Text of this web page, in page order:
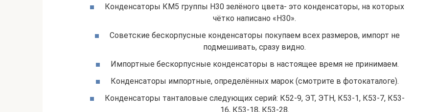
Конденсаторы КМ5 группы Н30 зелёного цвета- это конденсаторы, на которых
чётко написано «Н30».
Советские бескорпусные конденсаторы покупаем всех размеров, импорт не
подмешивать, сразу видно.
Импортные бескорпусные конденсаторы в настоящее время не принимаем.
Конденсаторы импортные, определённых марок (смотрите в фотокаталоге).
Конденсаторы танталовые следующих серий: К52-9, ЭТ, ЭТН, К53-1, К53-7, К53-
16, К53-18, К53-28.